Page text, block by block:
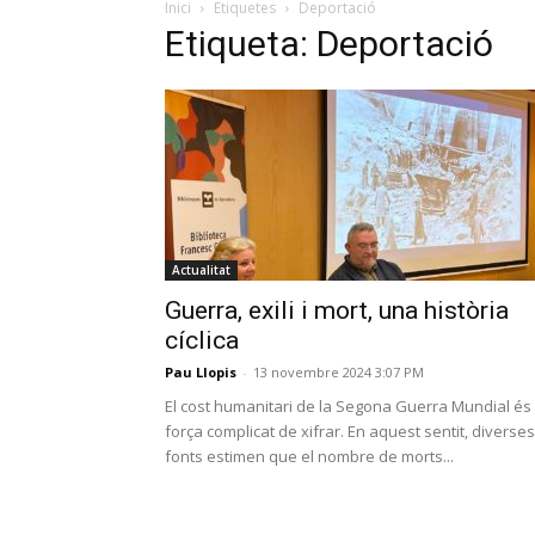
Inici Etiquetes Deportació
Etiqueta: Deportació
Actualitat
Guerra, exili i mort, una història
cíclica
Pau Llopis - 13 novembre 2024 3:07 PM
El cost humanitari de la Segona Guerra Mundial és
força complicat de xifrar. En aquest sentit, diverses
fonts estimen que el nombre de morts...